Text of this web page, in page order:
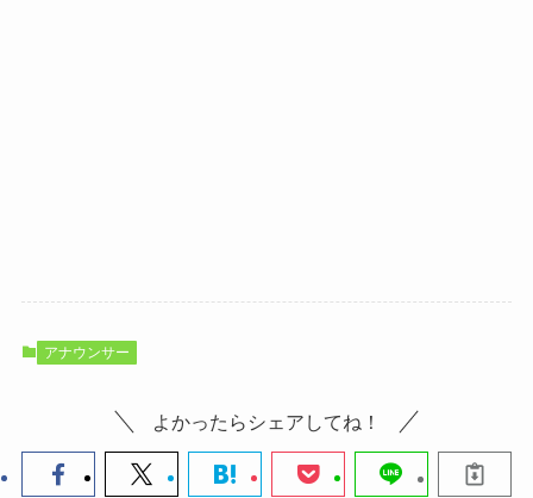
アナウンサー
よかったらシェアしてね！